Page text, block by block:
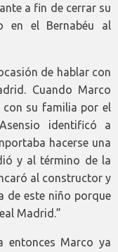
a fin de cerrar su
en el Bernabéu al
de hablar con
Cuando Marco
con su familia por el
identificó a
hacerse una
y al término de la
al constructor y
de este niño porque
Madrid.”
entonces Marco ya